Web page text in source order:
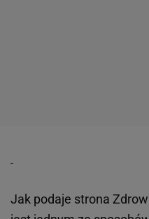
Jak podaje strona